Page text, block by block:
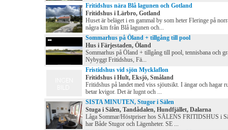
Fritidshus nära Blå lagunen och Gotland
Fritidshus i Lärbro, Gotland
Huset är beläget i en gammal by som heter Fleringe på
några km från Blå lagunen och...
Sommarhus på Öland + tillgång till pool
Hus i Färjestaden, Öland
Sommarhus på Öland + tillgång till pool, tennisbana och
Nybyggt Fritidshus, Fä...
Fristidshus vid sjön Mycklaflon
Fritidshus i Hult, Eksjö, Småland
Fritidshus på landet med viss sjöutsikt. I ängar och hagar
betar kvigor. Det är lugnt och ...
SISTA MINUTEN, Stugor i Sälen
Stuga i Sälen, Tandådalen, Hundfjället, Dalarna
Låga Sommar/Höstpriser hos SÄLENS FRITIDSHUS i
har Både Stugor och Lägenheter. SE ...